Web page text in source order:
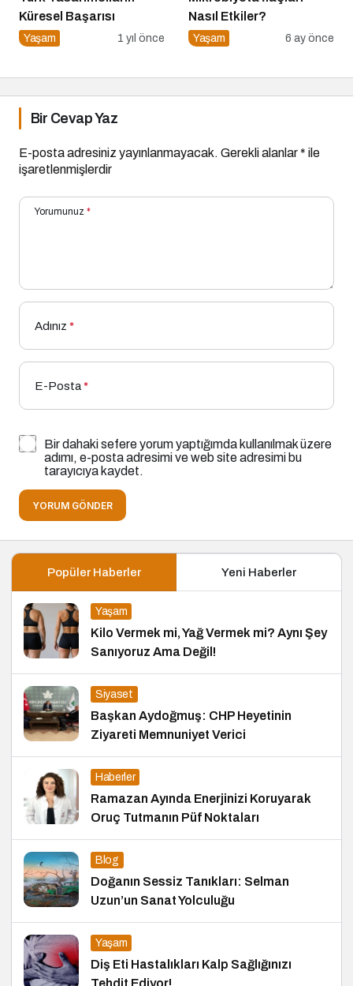
Küresel Başarısı
Yaşam 1 yıl önce
Nasıl Etkiler?
Yaşam 6 ay önce
Bir Cevap Yaz
E-posta adresiniz yayınlanmayacak. Gerekli alanlar* ile
işaretlenmişlerdir
Yorumunuz *
Adınız *
E-Posta*
Bir dahaki sefere yorum yaptığımda kullanılmak üzere
adımı, e-posta adresimi ve web site adresimi bu
tarayıcıya kaydet.
YORUM GÖNDER
Popüler Haberler Yeni Haberler
Yaşam
Kilo Vermek mi, Yağ Vermek mi? Aynı Şey
Sanıyoruz Ama Değil!
Siyaset
Başkan Aydoğmuş: CHP Heyetinin
Ziyareti Memnuniyet Verici
Haberler
Ramazan Ayında Enerjinizi Koruyarak
Oruç Tutmanın Püf Noktaları
Blog
Doğanın Sessiz Tanıkları: Selman
Uzun’un Sanat Yolculuğu
Yaşam
Diş Eti Hastalıkları Kalp Sağlığınızı